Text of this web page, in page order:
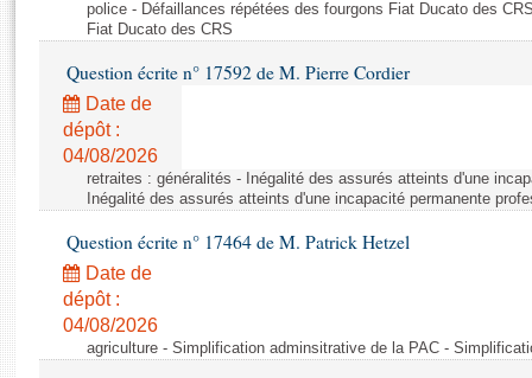
Rapports législatifs
Rapports sur l'application des lois
Baromètre de l’application des lois
Dossiers législatifs
Budget et sécurité sociale
Questions écrites et orales
Comptes rendus des débats
Anciennes législatures
police - Défaillances répétées des fourgons Fiat Ducato des
Fiat Ducato des CRS
Question écrite n° 17592 de M. Pierre Cordier
Date de
dépôt :
04/08/2026
retraites : généralités - Inégalité des assurés atteints d'une
Inégalité des assurés atteints d'une incapacité permanente
Question écrite n° 17464 de M. Patrick Hetzel
Date de
dépôt :
04/08/2026
agriculture - Simplification adminsitrative de la PAC -